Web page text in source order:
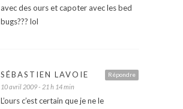
avec des ours et capoter avec les bed
bugs??? lol
Répondre
SÉBASTIEN LAVOIE
10 avril 2009 - 21 h 14 min
L’ours c’est certain que je ne le